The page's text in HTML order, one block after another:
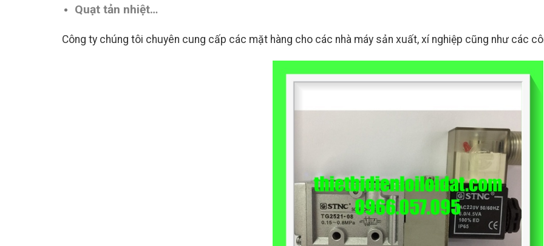
Quạt tản nhiệt…
Công ty chúng tôi chuyên cung cấp các mặt hàng cho các nhà máy sản xuất, xí nghiệp cũng như các